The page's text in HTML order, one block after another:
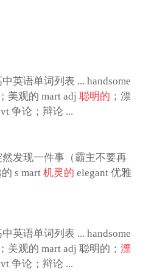
英语单词列表 ... handsome
美观的 mart adj 聪明的 ；漂
争论；辩论 ...
发现一件事（霸主不要再
s mart 机灵的 elegant 优雅
英语单词列表 ... handsome
美观的 mart adj 聪明的； 漂
争论；辩论 ...